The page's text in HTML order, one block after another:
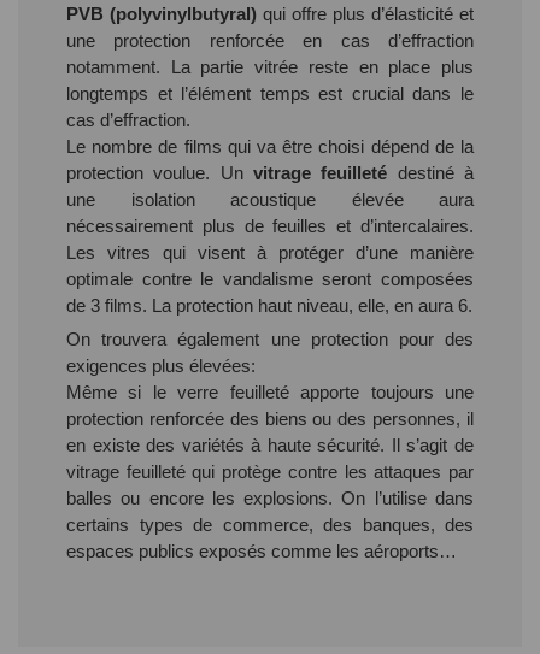
PVB (polyvinylbutyral) qui offre plus d’élasticité et
une protection renforcée en cas d’effraction
notamment. La partie vitrée reste en place plus
longtemps et l’élément temps est crucial dans le
cas d’effraction.
Le nombre de films qui va être choisi dépend de la
protection voulue. Un vitrage feuilleté destiné à
une isolation acoustique élevée aura
nécessairement plus de feuilles et d’intercalaires.
Les vitres qui visent à protéger d’une manière
optimale contre le vandalisme seront composées
de 3 films. La protection haut niveau, elle, en aura 6.
On trouvera également une protection pour des
exigences plus élevées:
Même si le verre feuilleté apporte toujours une
protection renforcée des biens ou des personnes, il
en existe des variétés à haute sécurité. Il s’agit de
vitrage feuilleté qui protège contre les attaques par
balles ou encore les explosions. On l’utilise dans
certains types de commerce, des banques, des
espaces publics exposés comme les aéroports…